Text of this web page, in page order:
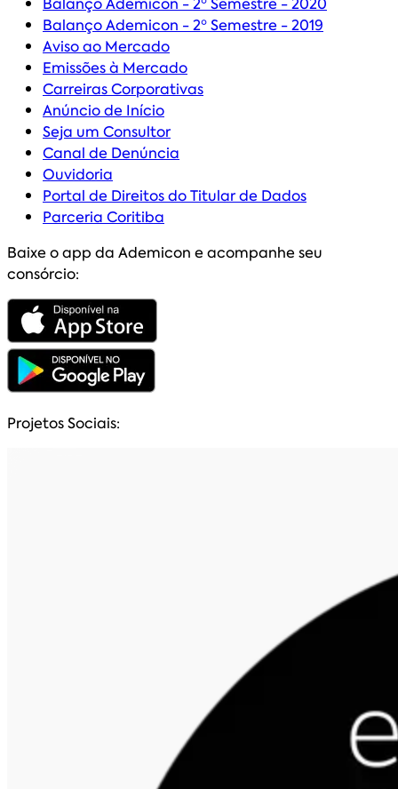
Balanço Ademicon - 2º Semestre - 2019
Aviso ao Mercado
Emissões à Mercado
Carreiras Corporativas
Anúncio de Início
Seja um Consultor
Canal de Denúncia
Ouvidoria
Portal de Direitos do Titular de Dados
Parceria Coritiba
Baixe o app da Ademicon e acompanhe seu
consórcio:
Projetos Sociais: